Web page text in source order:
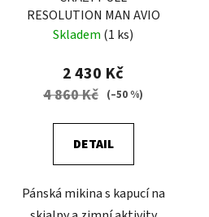
RESOLUTION MAN AVIO
Skladem (1 ks)
2 430 Kč
4 860 Kč (–50 %)
DETAIL
Pánská mikina s kapucí na